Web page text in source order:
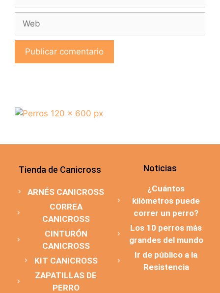
Tienda de Canicross
ARNÉS CANICROSS
CORREA
CANICROSS
CINTURÓN
CANICROSS
KIT CANICROSS
ZAPATILLAS DE
PERRO
Noticias
¿Cuántos
kilómetros puede
correr un perro?
Los 10 perros más
grandes del mundo
Ir de público a la
Resistencia